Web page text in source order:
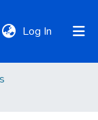
Log In (current)